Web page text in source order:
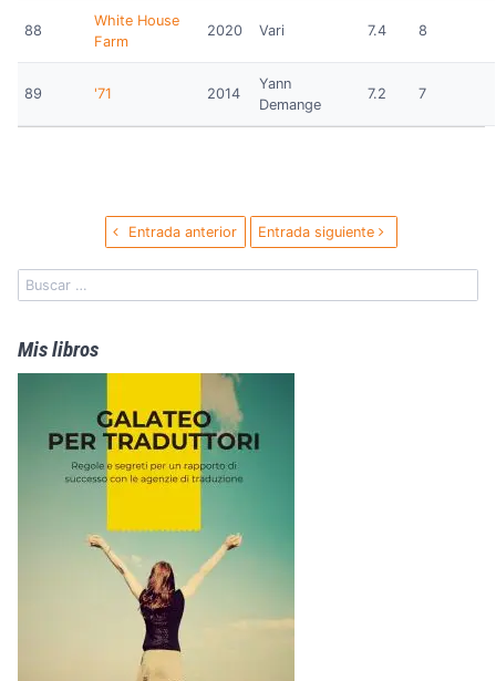
88
White House
Farm
2020 Vari 7.4 8
89 '71 2014
Yann
Demange
7.2 7
Entrada anterior Entrada siguiente
Mis libros